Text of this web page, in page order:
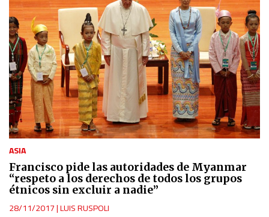
ASIA
Francisco pide las autoridades de Myanmar
“respeto a los derechos de todos los grupos
étnicos sin excluir a nadie”
28/11/2017|LUIS RUSPOLI